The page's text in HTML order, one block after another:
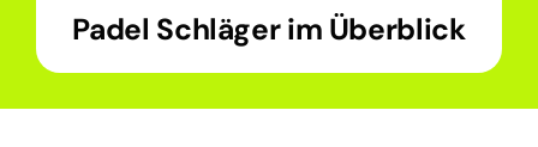
Training
Padel Schläger im Überblick